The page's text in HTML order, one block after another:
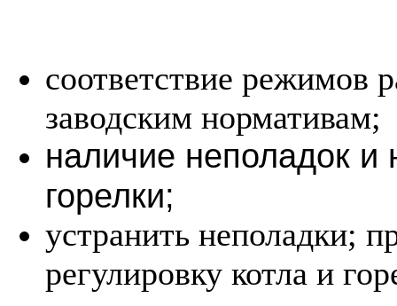
соответствие режимов
заводским нормативам;
наличие неполадок и
горелки;
устранить неполадки;
регулировку котла и